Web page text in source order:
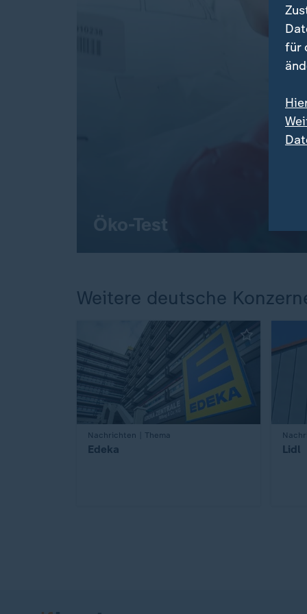
Öko-Test
Weitere deutsche
Nachrichten | Thema
:
Edeka
:
Lidl
für